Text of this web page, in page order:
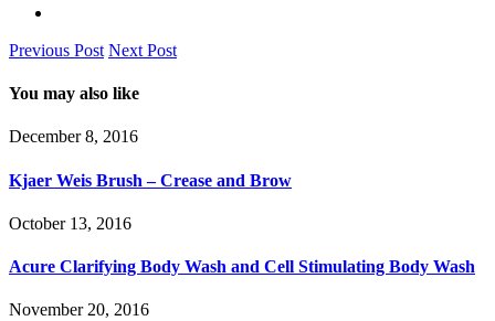
Previous Post Next Post
You may also like
December 8, 2016
Kjaer Weis Brush – Crease and Brow
October 13, 2016
Acure Clarifying Body Wash and Cell Stimulating Body Wash
November 20, 2016